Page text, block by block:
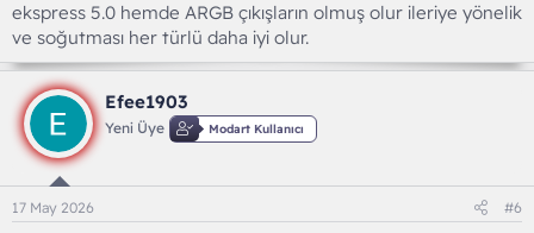
ekspress 5.0 hemde ARGB çıkışların olmuş olur ileriye yönelik
ve soğutması her türlü daha iyi olur.
Efee1903
Yeni Üye Modart Kullanıcı
17 May 2026 #6